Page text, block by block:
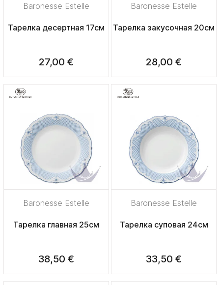
Baronesse Estelle
Тарелка десертная 17см
27,00 €
Baronesse Estelle
Тарелка закусочная 20см
28,00 €
Baronesse Estelle
Тарелка главная 25см
38,50 €
Baronesse Estelle
Тарелка суповая 24см
33,50 €